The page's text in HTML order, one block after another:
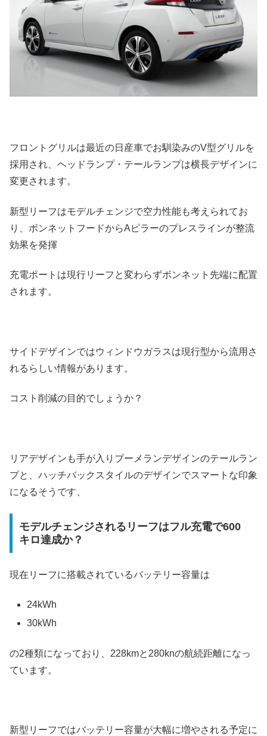
フロントグリルは最近の日産車でお馴染みのV型グリルを
採用され、ヘッドランプ・テールランプは横長デザインに
変更されます。
新型リーフはモデルチェンジで空力性能も考えられてお
り、ボンネットフードからAピラーのプレスラインが整流
効果を発揮
充電ポートは現行リーフと変わらずボンネット先端に配置
されます。
サイドデザインではウィンドウガラスは現行型から流用さ
れるらしい情報があります。
コスト削減の目的でしょうか？
リアデザインも手が入りブーメランデザインのテールラン
プと、ハッチバックスタイルのデザインでスマートな印象
になるそうです、
モデルチェンジされるリーフはフル充電で600
キロ達成か？
現在リーフに搭載されているバッテリー容量は
24kWh
30kWh
の2種類になっており、228kmと280knの航続距離になっ
ています。
新型リーフではバッテリー容量が大幅に増やされる予定に